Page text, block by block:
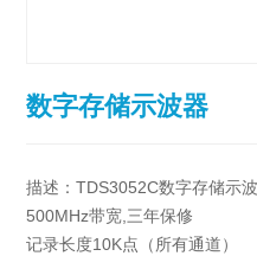
数字存储示波器
描述：TDS3052C数字存储示
500MHz带宽,三年保修
记录长度10K点（所有通道）